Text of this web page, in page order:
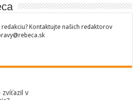
Kontaktujte našich redaktorov
zvíťazil v